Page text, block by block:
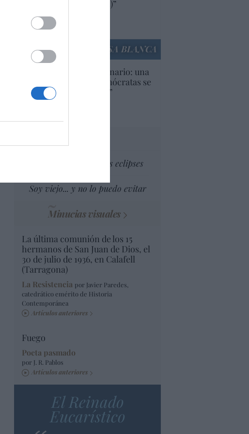
americanas (y europeas)”
por Ana Sánchez Arjona
Artículos anteriores
LA CASA BLANCA
EEUU. Inquietante escenario: una
tercera parte de los demócratas se
define como “socialista”
Dios es el señor de los eclipses
Soy viejo... y no lo puedo evitar
Minucias visuales
La última comunión de los 15
hermanos de San Juan de Dios, el
30 de julio de 1936, en Calafell
(Tarragona)
La Resistencia por Javier Paredes,
catedrático emérito de Historia
Contemporánea
Artículos anteriores
Fuego
Poeta pasmado
por J. R. Pablos
Artículos anteriores
El Reinado
Eucarístico